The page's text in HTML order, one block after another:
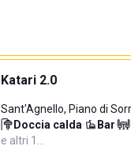
Katari 2.0
Sant'Agnello, Piano di
Doccia calda· Bar·
e altri 1…